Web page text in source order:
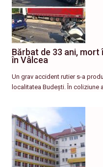
Bărbat de 33 ani,
în Vâlcea
Un grav accident rutier s-a
localitatea Budești. În coliziune